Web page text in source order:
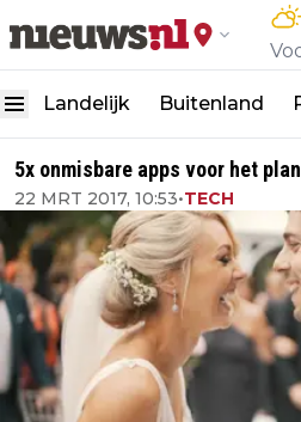
Landelijk Buitenland
5x onmisbare apps voor het
22 MRT 2017, 10:53•TECH